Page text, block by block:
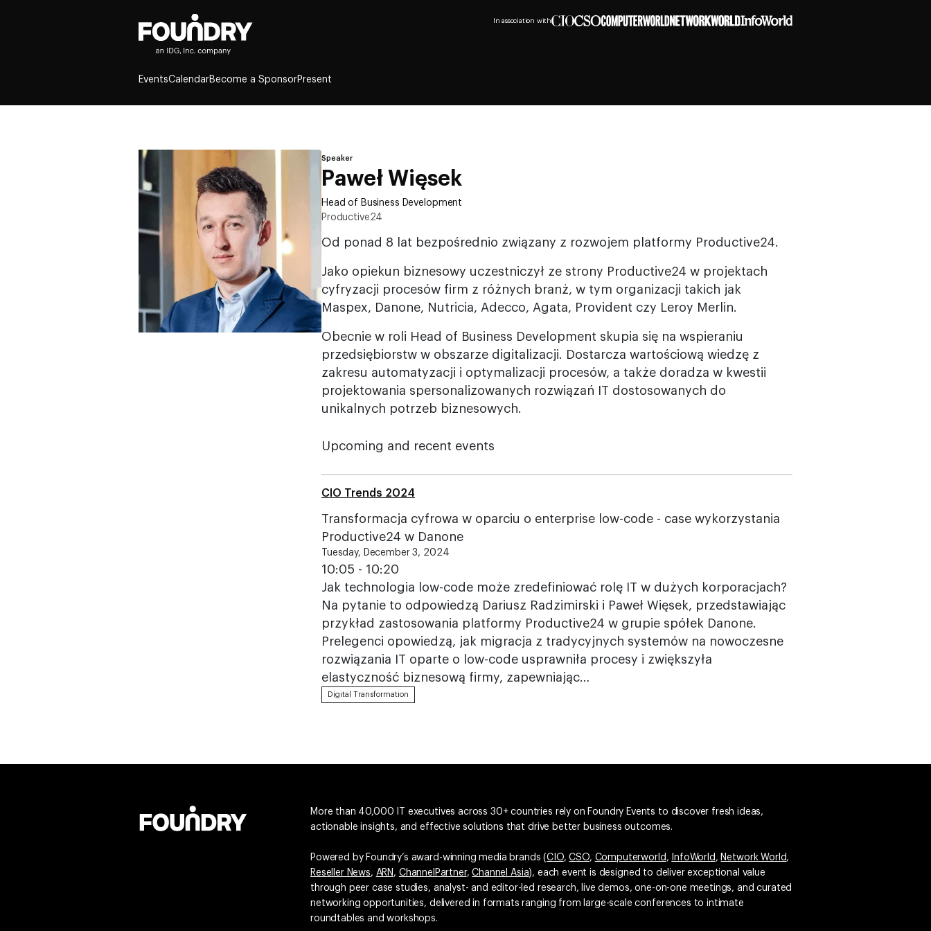
In association with
EventsCalendarBecome a SponsorPresent
Speaker
Paweł Więsek
Head of Business Development
Productive24
Od ponad 8 lat bezpośrednio związany z rozwojem platformy Productive24.
Jako opiekun biznesowy uczestniczył ze strony Productive24 w projektach
cyfryzacji procesów firm z różnych branż, w tym organizacji takich jak
Maspex, Danone, Nutricia, Adecco, Agata, Provident czy Leroy Merlin.
Obecnie w roli Head of Business Development skupia się na wspieraniu
przedsiębiorstw w obszarze digitalizacji. Dostarcza wartościową wiedzę z
zakresu automatyzacji i optymalizacji procesów, a także doradza w kwestii
projektowania spersonalizowanych rozwiązań IT dostosowanych do
unikalnych potrzeb biznesowych.
Upcoming and recent events
CIO Trends 2024
Transformacja cyfrowa w oparciu o enterprise low-code - case wykorzystania
Productive24 w Danone
Tuesday, December 3, 2024
10:05 - 10:20
Jak technologia low-code może zredefiniować rolę IT w dużych korporacjach?
Na pytanie to odpowiedzą Dariusz Radzimirski i Paweł Więsek, przedstawiając
przykład zastosowania platformy Productive24 w grupie spółek Danone.
Prelegenci opowiedzą, jak migracja z tradycyjnych systemów na nowoczesne
rozwiązania IT oparte o low-code usprawniła procesy i zwiększyła
elastyczność biznesową firmy, zapewniając…
Digital Transformation
More than 40,000 IT executives across 30+ countries rely on Foundry Events to discover fresh ideas,
actionable insights, and effective solutions that drive better business outcomes.
Powered by Foundry’s award-winning media brands (CIO,CSO, Computerworld , InfoWorld , Network World,
Reseller News, ARN , ChannelPartner,Channel Asia), each event is designed to deliver exceptional value
through peer case studies, analyst- and editor-led research, live demos, one-on-one meetings, and curated
networking opportunities, delivered in formats ranging from large-scale conferences to intimate
roundtables and workshops.